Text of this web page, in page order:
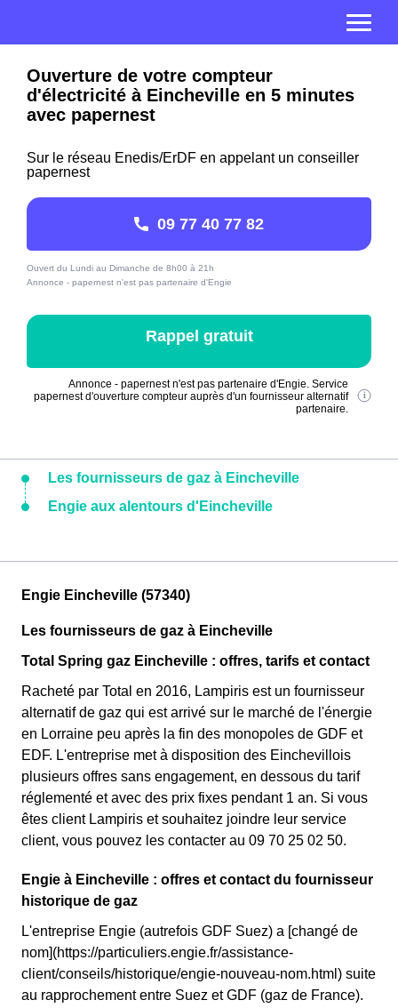
Ouverture de votre compteur
d'électricité à Eincheville en 5 minutes
avec papernest
Sur le réseau Enedis/ErDF en appelant un conseiller
papernest
09 77 40 77 82
Ouvert du Lundi au Dimanche de 8h00 à 21h
Annonce - papernest n'est pas partenaire d'Engie
Rappel gratuit
Annonce - papernest n'est pas partenaire d'Engie. Service
papernest d'ouverture compteur auprès d'un fournisseur alternatif
partenaire.
Les fournisseurs de gaz à Eincheville
Engie aux alentours d'Eincheville
Engie Eincheville (57340)
Les fournisseurs de gaz à Eincheville
Total Spring gaz Eincheville : offres, tarifs et contact
Racheté par Total en 2016, Lampiris est un fournisseur
alternatif de gaz qui est arrivé sur le marché de l'énergie
en Lorraine peu après la fin des monopoles de GDF et
EDF. L'entreprise met à disposition des Einchevillois
plusieurs offres sans engagement, en dessous du tarif
réglementé et avec des prix fixes pendant 1 an. Si vous
êtes client Lampiris et souhaitez joindre leur service
client, vous pouvez les contacter au 09 70 25 02 50.
Engie à Eincheville : offres et contact du fournisseur
historique de gaz
L'entreprise Engie (autrefois GDF Suez) a [changé de
nom](https://particuliers.engie.fr/assistance-
client/conseils/historique/engie-nouveau-nom.html) suite
au rapprochement entre Suez et GDF (gaz de France).